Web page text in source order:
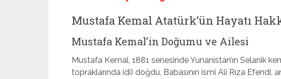
Mustafa Kemal Atatürk’ün Hayatı
Mustafa Kemal’in Doğumu ve Ailesi
Mustafa Kemal, 1881 senesinde Yunanistan’ın Selanik
topraklarında idi) doğdu. Babasının ismi Ali Rıza Efendi,